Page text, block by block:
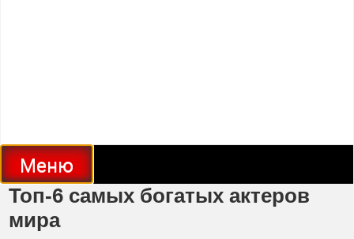
Меню
Топ-6 самых богатых актеров
мира